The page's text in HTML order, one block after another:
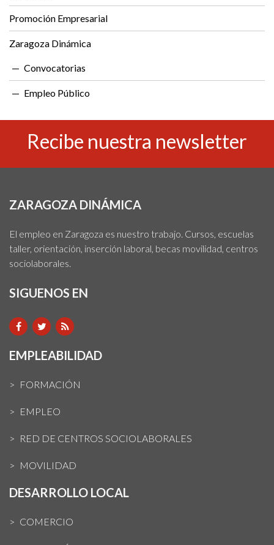
Promoción Empresarial
Zaragoza Dinámica
Convocatorias
Empleo Público
Recibe nuestra newsletter
ZARAGOZA DINÁMICA
El empleo en Zaragoza es nuestro trabajo. Cursos, escuelas
taller, orientación, inserción laboral, becas movilidad, centros
sociolaborales.
SIGUENOS EN
EMPLEABILIDAD
FORMACIÓN
EMPLEO
RED DE CENTROS SOCIOLABORALES
MOVILIDAD
DESARROLLO LOCAL
COMERCIO